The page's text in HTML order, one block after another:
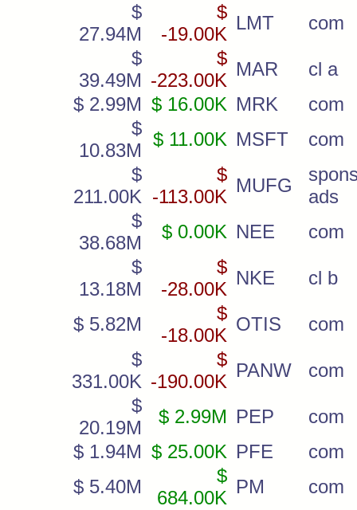
$
27.94M
$
-19.00K
LMT
com
$
39.49M
$
-223.00K
MAR
cl a
$ 2.99M $ 16.00K MRK
com
$
10.83M
$ 11.00K MSFT
com
$
211.00K
$
-113.00K
MUFG
ads
$
38.68M
$ 0.00K NEE
com
$
13.18M
$
-28.00K
NKE cl b
$ 5.82M
$
-18.00K
OTIS
com
$
331.00K
$
-190.00K
PANW
com
$
20.19M
$ 2.99M PEP
com
$ 1.94M $ 25.00K PFE
com
$ 5.40M
$
684.00K
PM
com